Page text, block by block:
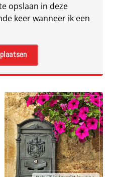
opslaan in deze
keer wanneer ik een